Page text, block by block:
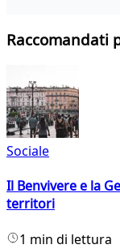
Raccomandati
Sociale
Il Benvivere e la
territori
1 min di lettura